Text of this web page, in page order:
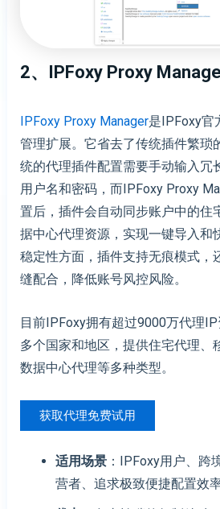
2、IPFoxy Proxy
IPFoxy Proxy Manager是IPFoxy官
管理扩展。它省去了传统插件繁琐
统的代理插件配置需要手动输入冗
用户名和密码，而IPFoxy Proxy
置后，插件会自动同步账户中的住
据中心代理资源，实现一键导入和
稳定性方面，插件支持无痕模式，
缝配合，降低账号风控风险。
目前IPFoxy拥有超过9000万代理
多个国家和地区，提供住宅代理、
数据中心代理等多种类型。
获取代理免费试用
适用场景：IPFoxy用户、跨
营者、追求极致便捷配置效率